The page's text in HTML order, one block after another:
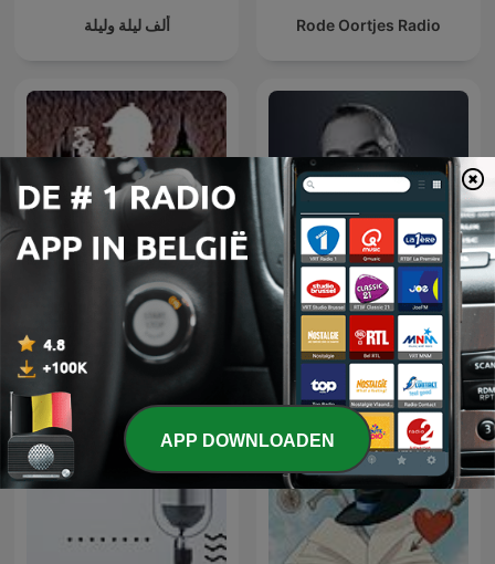
ألف ليلة وليلة Rode Oortjes Radio
Sherlock Holmes سلسلة ما وراء الطبيعة
APP DOWNLOADEN